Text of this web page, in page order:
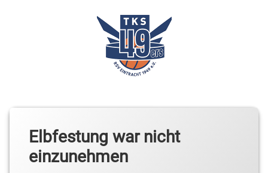
IMPRESSUM & DATENSCHUTZ
Elbfestung war nicht
einzunehmen